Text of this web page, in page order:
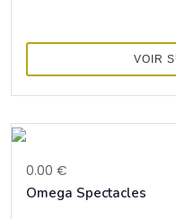
VOIR
0.00 €
Omega Spectacles